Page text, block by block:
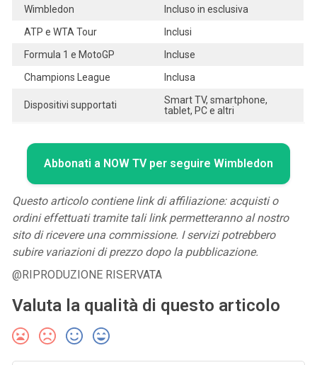
Wimbledon
Incluso in esclusiva
ATP e WTA Tour
Inclusi
Formula 1 e MotoGP
Incluse
Champions League
Inclusa
Dispositivi supportati
Smart TV, smartphone,
tablet, PC e altri
Abbonati a NOW TV per seguire Wimbledon
Questo articolo contiene link di affiliazione: acquisti o
ordini effettuati tramite tali link permetteranno al nostro
sito di ricevere una commissione. I servizi potrebbero
subire variazioni di prezzo dopo la pubblicazione.
@RIPRODUZIONE RISERVATA
Valuta la qualità di questo articolo